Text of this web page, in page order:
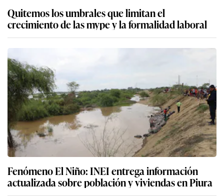
Quitemos los umbrales que limitan el
crecimiento de las mype y la formalidad laboral
Fenómeno El Niño: INEI entrega información
actualizada sobre población y viviendas en Piura